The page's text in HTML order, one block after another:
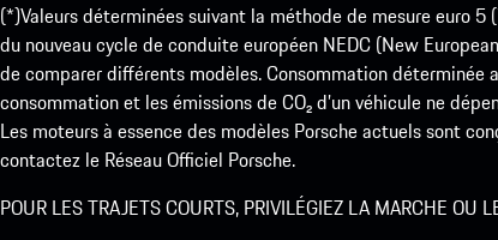
(*)Valeurs déterminées suivant la méthode de mesure
du nouveau cycle de conduite européen NEDC (New
de comparer différents modèles. Consommation déterminée
consommation et les émissions de CO₂ d’un véhicule ne
Les moteurs à essence des modèles Porsche actuels sont
contactez le Réseau Officiel Porsche.
POUR LES TRAJETS COURTS, PRIVILÉGIEZ LA MARCHE OU